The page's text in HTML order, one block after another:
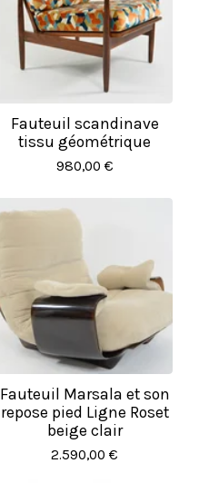
Fauteuil scandinave
tissu géométrique
980,00 €
Fauteuil Marsala et son
repose pied Ligne Roset
beige clair
2.590,00 €